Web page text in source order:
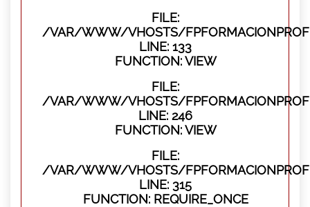
FILE:
/VAR/WWW/VHOSTS/
LINE: 133
FUNCTION: VIEW
FILE:
/VAR/WWW/VHOSTS/
LINE: 246
FUNCTION: VIEW
FILE:
/VAR/WWW/VHOSTS/
LINE: 315
FUNCTION: REQUIRE_ONCE